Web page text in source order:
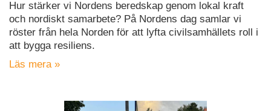
Hur stärker vi Nordens beredskap genom lokal kraft
och nordiskt samarbete? På Nordens dag samlar vi
röster från hela Norden för att lyfta civilsamhällets roll i
att bygga resiliens.
Läs mera »